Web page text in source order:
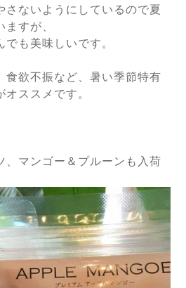
さないようにしているので夏
すが、
も美味しいです。
食欲不振など、暑い季節特有
ススメです。
、マンゴー＆プルーンも入荷